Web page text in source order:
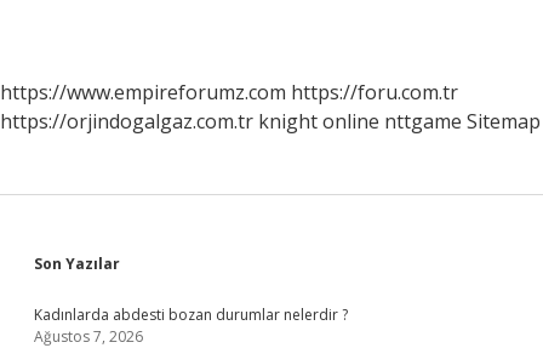
https://www.empireforumz.com https://foru.com.tr
https://orjindogalgaz.com.tr knight online nttgame Sitemap
Sidebar
Son Yazılar
Kadınlarda abdesti bozan durumlar nelerdir ?
Ağustos 7, 2026